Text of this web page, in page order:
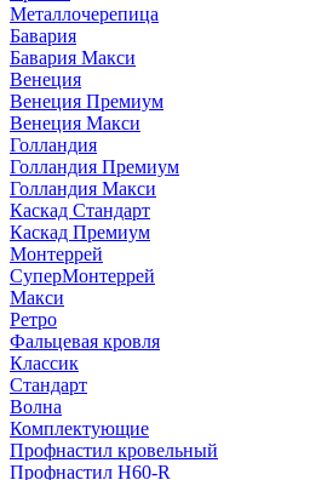
Металлочерепица
Бавария
Бавария Макси
Венеция
Венеция Премиум
Венеция Макси
Голландия
Голландия Премиум
Голландия Макси
Каскад Стандарт
Каскад Премиум
Монтеррей
СуперМонтеррей
Макси
Ретро
Фальцевая кровля
Классик
Стандарт
Волна
Комплектующие
Профнастил кровельный
Профнастил Н60-R